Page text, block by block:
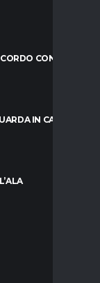
CON LO
IN CASA